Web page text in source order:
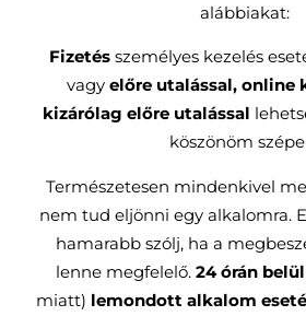
alábbiakat:
Fizetés személyes kezelés
vagy előre utalással, online
kizárólag előre utalással
köszönöm
Természetesen mindenkivel
nem tud eljönni egy alkalomra.
hamarabb szólj, ha a
lenne megfelelő. 24 órán belül
miatt) lemondott alkalom